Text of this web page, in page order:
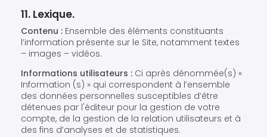
11. Lexique.
Contenu : Ensemble des éléments constituants
l’information présente sur le Site, notamment textes
– images – vidéos.
Informations utilisateurs : Ci après dénommée(s) «
Information (s) » qui correspondent à l’ensemble
des données personnelles susceptibles d’être
détenues par l'éditeur pour la gestion de votre
compte, de la gestion de la relation utilisateurs et à
des fins d’analyses et de statistiques.